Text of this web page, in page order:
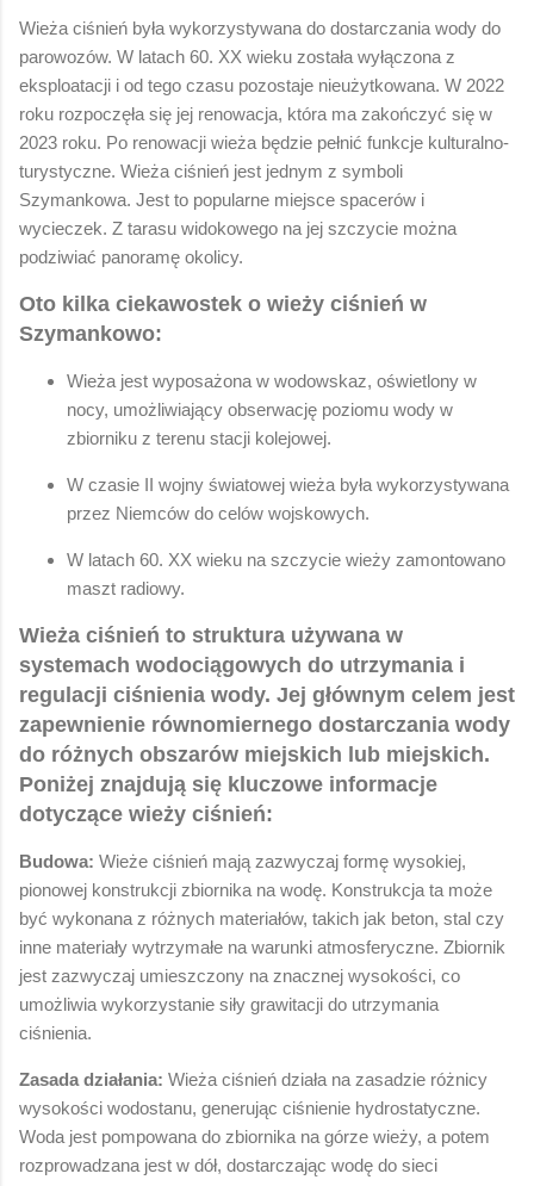
Wieża ciśnień była wykorzystywana do dostarczania wody do
parowozów. W latach 60. XX wieku została wyłączona z
eksploatacji i od tego czasu pozostaje nieużytkowana. W 2022
roku rozpoczęła się jej renowacja, która ma zakończyć się w
2023 roku. Po renowacji wieża będzie pełnić funkcje kulturalno-
turystyczne. Wieża ciśnień jest jednym z symboli
Szymankowa. Jest to popularne miejsce spacerów i
wycieczek. Z tarasu widokowego na jej szczycie można
podziwiać panoramę okolicy.
Oto kilka ciekawostek o wieży ciśnień w
Szymankowo:
Wieża jest wyposażona w wodowskaz, oświetlony w
nocy, umożliwiający obserwację poziomu wody w
zbiorniku z terenu stacji kolejowej.
W czasie II wojny światowej wieża była wykorzystywana
przez Niemców do celów wojskowych.
W latach 60. XX wieku na szczycie wieży zamontowano
maszt radiowy.
Wieża ciśnień to struktura używana w
systemach wodociągowych do utrzymania i
regulacji ciśnienia wody. Jej głównym celem jest
zapewnienie równomiernego dostarczania wody
do różnych obszarów miejskich lub miejskich.
Poniżej znajdują się kluczowe informacje
dotyczące wieży ciśnień:
Budowa: Wieże ciśnień mają zazwyczaj formę wysokiej,
pionowej konstrukcji zbiornika na wodę. Konstrukcja ta może
być wykonana z różnych materiałów, takich jak beton, stal czy
inne materiały wytrzymałe na warunki atmosferyczne. Zbiornik
jest zazwyczaj umieszczony na znacznej wysokości, co
umożliwia wykorzystanie siły grawitacji do utrzymania
ciśnienia.
Zasada działania: Wieża ciśnień działa na zasadzie różnicy
wysokości wodostanu, generując ciśnienie hydrostatyczne.
Woda jest pompowana do zbiornika na górze wieży, a potem
rozprowadzana jest w dół, dostarczając wodę do sieci